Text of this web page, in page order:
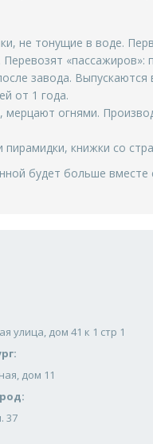
не тонущие в воде.
«пассажиров»:
завода.
от 1 года.
огнями.
книжки со
будет больше
улица, дом 41 к 1 стр 1
дом 11
37